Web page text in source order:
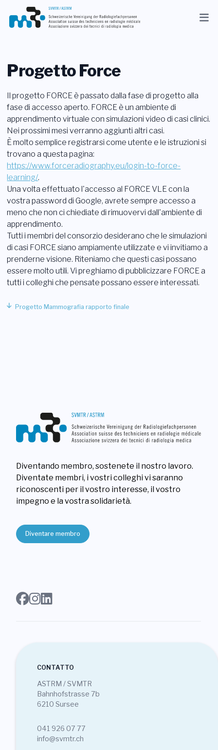
Aggiornamenti
Membri
Professione
Media
Ricerca
Shop
Login
Diventare membro Sezioni
Progetto Force
Il progetto FORCE è passato dalla fase di progetto alla
fase di accesso aperto. FORCE è un ambiente di
apprendimento virtuale con simulazioni video di casi clinici.
Nei prossimi mesi verranno aggiunti altri casi.
È molto semplice registrarsi come utente e le istruzioni si
trovano a questa pagina:
https://www.forceradiography.eu/login-to-force-
learning/.
Una volta effettuato l'accesso al FORCE VLE con la
vostra password di Google, avrete sempre accesso a
meno che non ci chiediate di rimuovervi dall'ambiente di
apprendimento.
Tutti i membri del consorzio desiderano che le simulazioni
di casi FORCE siano ampiamente utilizzate e vi invitiamo a
prenderne visione. Riteniamo che questi casi possano
essere molto utili. Vi preghiamo di pubblicizzare FORCE a
tutti i colleghi che pensate possano essere interessati.
Progetto Mammografia rapporto finale
Diventando membro, sostenete il nostro lavoro.
Diventate membri, i vostri colleghi vi saranno
riconoscenti per il vostro interesse, il vostro
impegno e la vostra solidarietà.
Diventare membro
CONTATTO
ASTRM / SVMTR
Bahnhofstrasse 7b
6210 Sursee
041 926 07 77
info@svmtr.ch